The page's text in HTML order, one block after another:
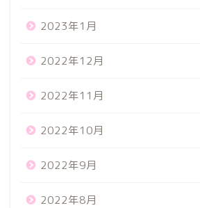
2023年1月
2022年12月
2022年11月
2022年10月
2022年9月
2022年8月